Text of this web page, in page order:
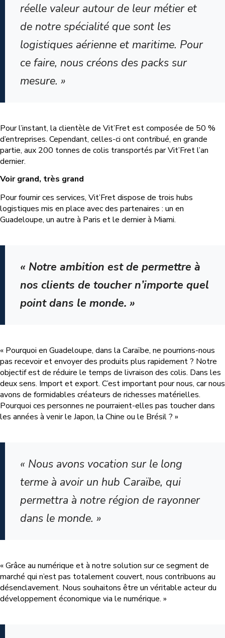
réelle valeur autour de leur métier et
de notre spécialité que sont les
logistiques aérienne et maritime. Pour
ce faire, nous créons des packs sur
mesure. »
Pour l’instant, la clientèle de Vit’Fret est composée de 50 %
d’entreprises. Cependant, celles-ci ont contribué, en grande
partie, aux 200 tonnes de colis transportés par Vit’Fret l’an
dernier.
Voir grand, très grand
Pour fournir ces services, Vit’Fret dispose de trois hubs
logistiques mis en place avec des partenaires : un en
Guadeloupe, un autre à Paris et le dernier à Miami.
« Notre ambition est de permettre à
nos clients de toucher n’importe quel
point dans le monde. »
« Pourquoi en Guadeloupe, dans la Caraïbe, ne pourrions-nous
pas recevoir et envoyer des produits plus rapidement ? Notre
objectif est de réduire le temps de livraison des colis. Dans les
deux sens. Import et export. C’est important pour nous, car nous
avons de formidables créateurs de richesses matérielles.
Pourquoi ces personnes ne pourraient-elles pas toucher dans
les années à venir le Japon, la Chine ou le Brésil ? »
« Nous avons vocation sur le long
terme à avoir un hub Caraïbe, qui
permettra à notre région de rayonner
dans le monde. »
« Grâce au numérique et à notre solution sur ce segment de
marché qui n’est pas totalement couvert, nous contribuons au
désenclavement. Nous souhaitons être un véritable acteur du
développement économique via le numérique. »